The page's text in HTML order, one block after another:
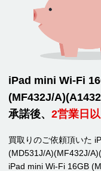
iPad mini Wi-Fi
(MF432J/
承諾後、 2営業日以
買取りのご依頼頂いた
(MD531J/A)(MF432J/
iPad mini Wi-Fi 16GB